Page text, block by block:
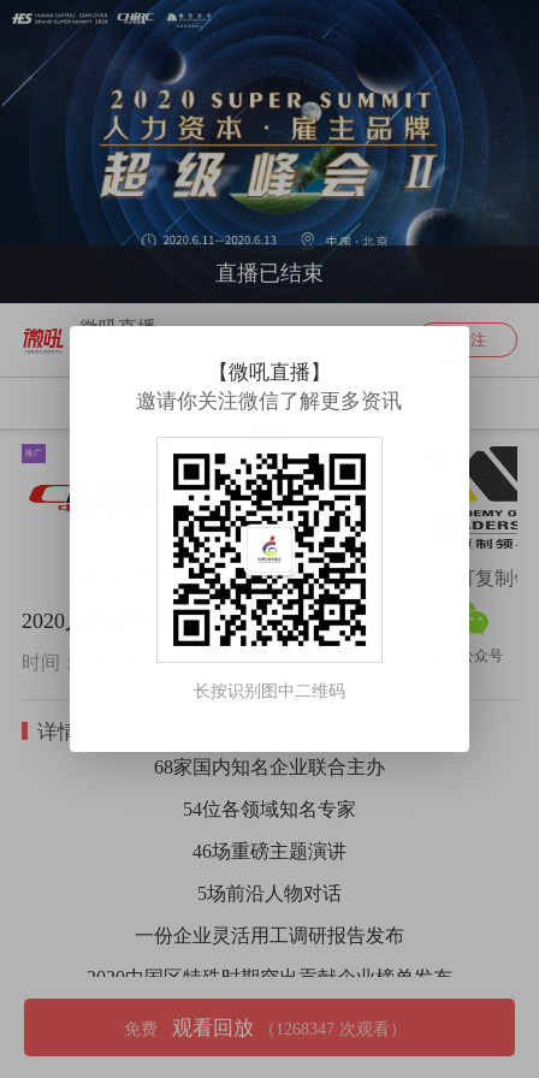
直播已结束
+关注
微吼直播
简介
推广
樊登读书
可复制
2020人力资本·雇主品牌超级峰会2-【新变局·新纪元】
时间：2020-06-12 09:30:00 关注公众号
详情
68家国内知名企业联合主办
54位各领域知名专家
46场重磅主题演讲
5场前沿人物对话
一份企业灵活用工调研报告发布
2020中国区特殊时期突出贡献企业榜单发布
就在
2020年6月11-13日，每天上午9：30分开始
免费 观看回放 （1268347 次观看）
【微吼直播】
邀请你关注微信了解更多资讯
长按识别图中二维码